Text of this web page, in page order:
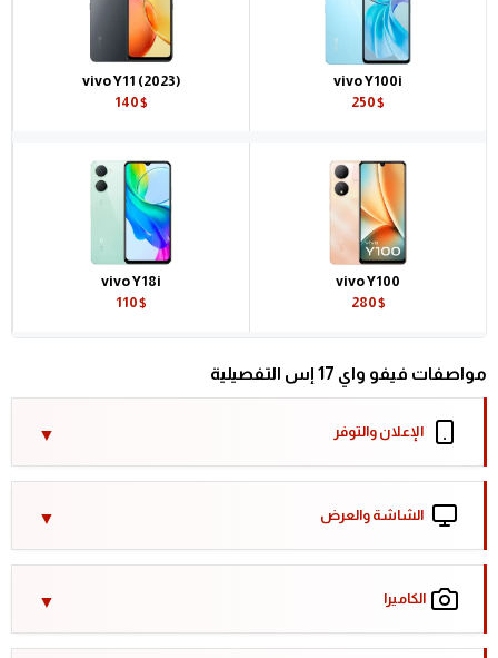
vivo Y100i
250$
vivo Y11 (2023)
140$
vivo Y100
280$
vivo Y18i
110$
مواصفات فيفو واي 17 إس التفصيلية
الإعلان والتوفر
الشاشة والعرض
الكاميرا